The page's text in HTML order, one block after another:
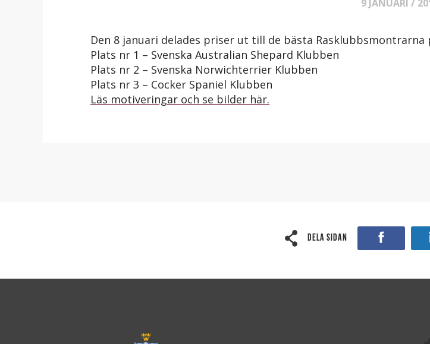
9 JANUARI /
Den 8 januari delades priser ut till de bästa Rasklubbsmontrarna
Plats nr 1 – Svenska Australian Shepard Klubben
Plats nr 2 – Svenska Norwichterrier Klubben
Plats nr 3 – Cocker Spaniel Klubben
Läs motiveringar och se bilder här.
Dela sidan